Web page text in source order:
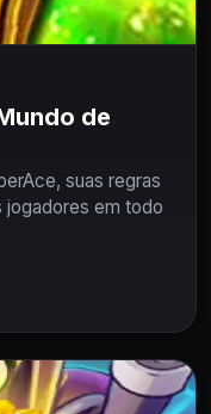
de
suas regras
jogadores em todo